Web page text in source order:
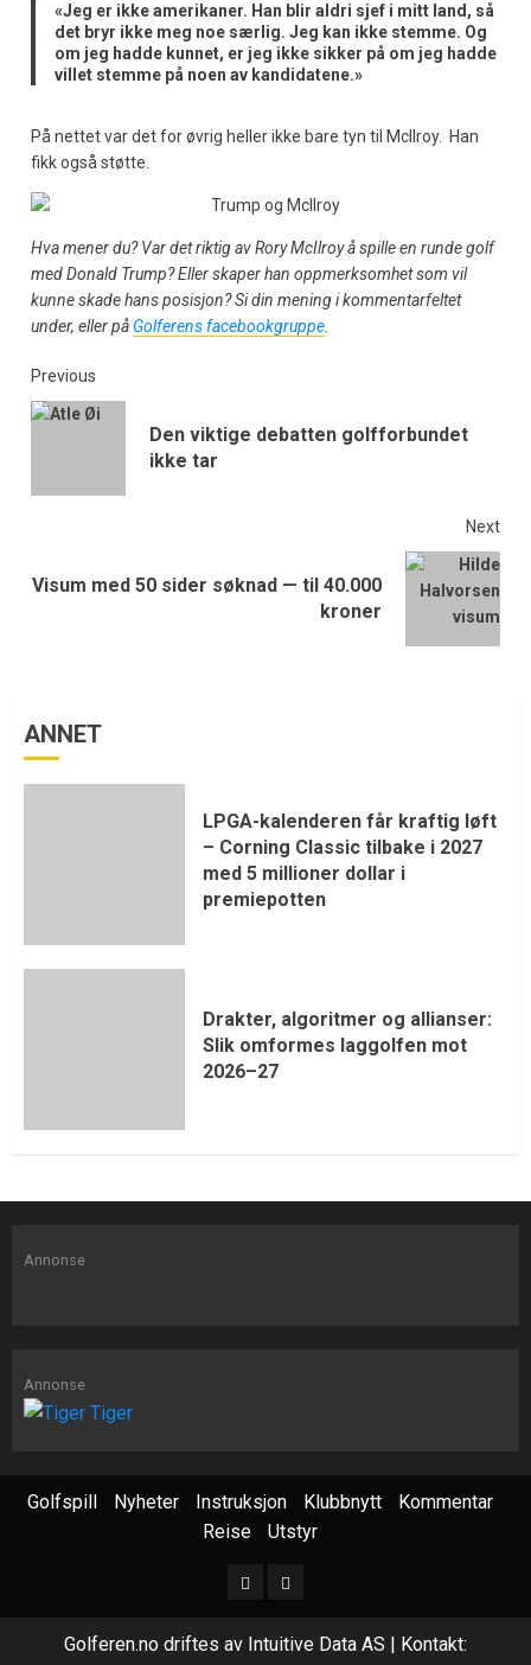
«Jeg er ikke amerikaner. Han blir aldri sjef i mitt land, så
det bryr ikke meg noe særlig. Jeg kan ikke stemme. Og
om jeg hadde kunnet, er jeg ikke sikker på om jeg hadde
villet stemme på noen av kandidatene.»
På nettet var det for øvrig heller ikke bare tyn til McIlroy. Han
fikk også støtte.
Hva mener du? Var det riktig av Rory McIlroy å spille en runde golf
med Donald Trump? Eller skaper han oppmerksomhet som vil
kunne skade hans posisjon? Si din mening i kommentarfeltet
under, eller på Golferens facebookgruppe
Previous
Den viktige debatten golfforbundet
ikke tar
Next
Visum med 50 sider søknad — til 40.000
kroner
ANNET
LPGA-kalenderen får kraftig løft
– Corning Classic tilbake i 2027
med 5 millioner dollar i
premiepotten
Drakter, algoritmer og allianser:
Slik omformes laggolfen mot
2026–27
Annonse
Annonse
Golfspill Nyheter Instruksjon Klubbnytt
Kommentar
Reise
Utstyr
Golferen.no driftes av Intuitive Data AS | Kontakt: